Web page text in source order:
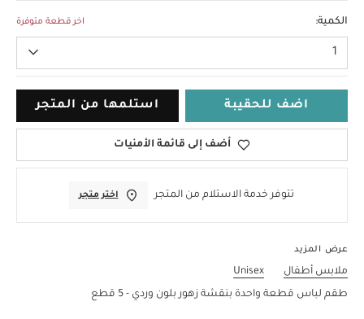
الكمية: اخر قطعة متوفرة
1
اضف للحقيبة استلمها من المتجر
أضف إلى قائمة الأمنيات
تتوفر خدمة الاستلام من المتجر اختر متجر
عرض المزيد
ملابس أطفال
Unisex
طقم لباس قطعة واحدة بنقشة زهور بلون وردي - 5 قطع